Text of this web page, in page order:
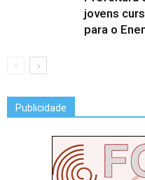
jovens
para o
Publicidade